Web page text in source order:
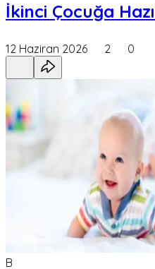
İkinci Çocuğa Hazır
12 Haziran 2026 2 0
B